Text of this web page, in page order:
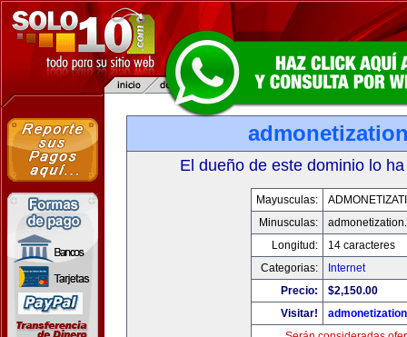
El dueño de este dominio lo
Mayusculas:
Minusculas:
Longitud:
14 caracteres
Categorias:
Internet
Precio:
$2,150.00
Visitar!